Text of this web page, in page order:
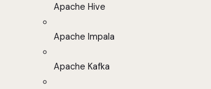
Apache Hive
Apache Impala
Apache Kafka